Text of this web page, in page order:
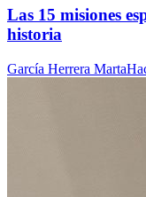
Las 15 misiones
historia
García Herrera Marta